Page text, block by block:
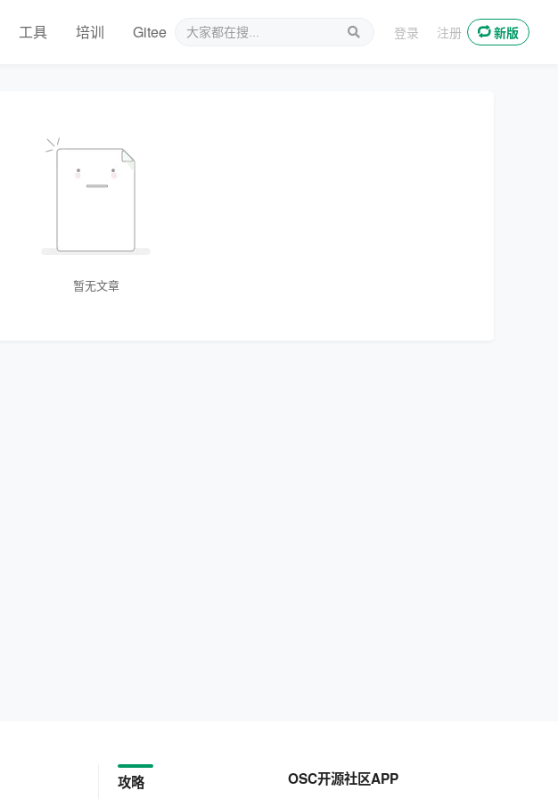
工具 培训 Gitee 新媒体 登录 注册 新版
暂无文章
攻略 OSC开源社区APP